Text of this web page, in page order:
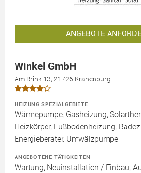
ANGEBOTE
Winkel GmbH
Am Brink 13, 21726 Kranenburg
HEIZUNG SPEZIALGEBIETE
Wärmepumpe, Gasheizung,
Heizkörper, Fußbodenheizung,
Energieberater, Umwälzpumpe
ANGEBOTENE TÄTIGKEITEN
Wartung, Neuinstallation / Einbau,